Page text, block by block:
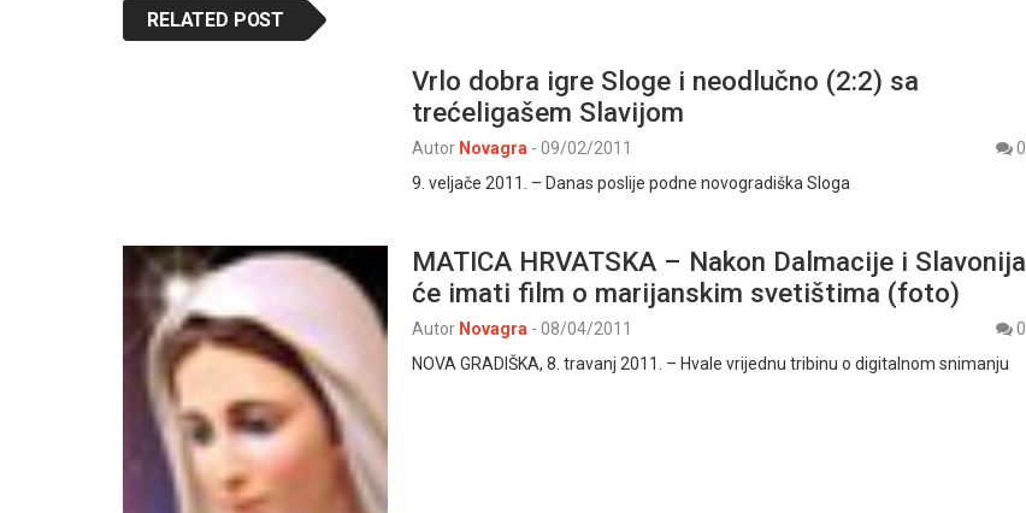
RELATED POST
Vrlo dobra igre Sloge i neodlučno (2:2) sa
trećeligašem Slavijom
Autor Novagra - 09/02/2011
0
9. veljače 2011. – Danas poslije podne novogradiška Sloga
MATICA HRVATSKA – Nakon Dalmacije i Slavonija
će imati film o marijanskim svetištima (foto)
Autor Novagra - 08/04/2011
0
NOVA GRADIŠKA, 8. travanj 2011. – Hvale vrijednu tribinu o digitalnom snimanju